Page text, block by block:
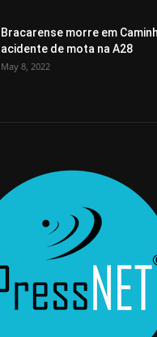
Bracarense morre em
acidente de mota na A28
May 8, 2022